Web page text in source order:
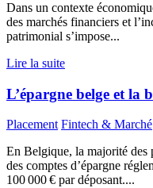
Dans un contexte
des marchés financiers et
patrimonial s’impose...
Lire la suite
L’épargne belge et la
Placement Fintech & Marché
En Belgique, la majorité des
des comptes d’épargne
100 000 € par déposant....